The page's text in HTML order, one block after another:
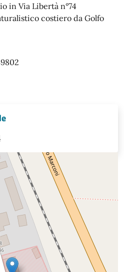
in Via Libertà n°74
costiero da Golfo